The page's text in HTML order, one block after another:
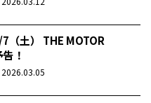
7（土） THE MOTOR
！
2026.03.05